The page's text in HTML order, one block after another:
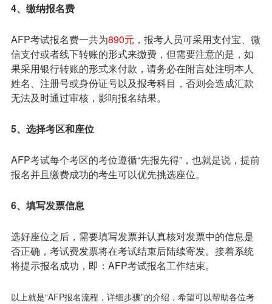
4、缴纳报名费
AFP考试报名费一共为890元 ，报考人员可采用支付宝、微
信支付或者线下转账的形式来缴费，但需要注意的是，如
果采用银行转账的形式来付款，请务必在附言处注明本人
姓名、注册号或身份证号以及报考科目，否则会造成汇款
无法及时通过审核，影响报名结果。
5、选择考区和座位
AFP考试每个考区的考位遵循“先报先得”，也就是说，提前
报名并且缴费成功的考生可以优先挑选座位。
6、填写发票信息
选好座位之后，需要填写发票并认真核对发票中的信息是
否正确，考试费发票将在考试结束后陆续寄发。接着系统
将提示报名成功，即：AFP考试报名工作结束。
以上就是“AFP报名流程，详细步骤”的介绍，希望可以帮助各位考